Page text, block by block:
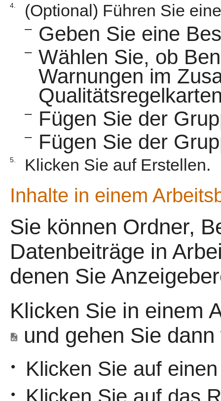
4. (Optional) Führen Sie
– Geben Sie eine
– Wählen Sie, ob
Warnungen im
– Fügen Sie der
– Fügen Sie der
5. Klicken Sie auf Erstellen.
Inhalte in einem
Sie können Ordner,
Datenbeiträge in
denen Sie
Klicken Sie in einem
und gehen Sie
• Klicken Sie auf
• Klicken Sie auf das